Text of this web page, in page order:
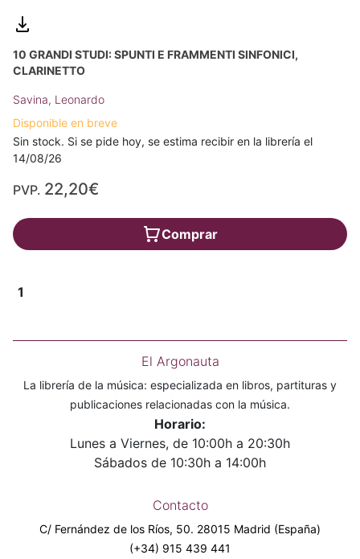
10 GRANDI STUDI: SPUNTI E FRAMMENTI SINFONICI,
CLARINETTO
Savina, Leonardo
Disponible en breve
Sin stock. Si se pide hoy, se estima recibir en la librería el
14/08/26
PVP. 22,20€
Comprar
1
El Argonauta
La librería de la música: especializada en libros, partituras y
publicaciones relacionadas con la música.
Horario:
Lunes a Viernes, de 10:00h a 20:30h
Sábados de 10:30h a 14:00h
Contacto
C/ Fernández de los Ríos, 50. 28015 Madrid (España)
(+34) 915 439 441